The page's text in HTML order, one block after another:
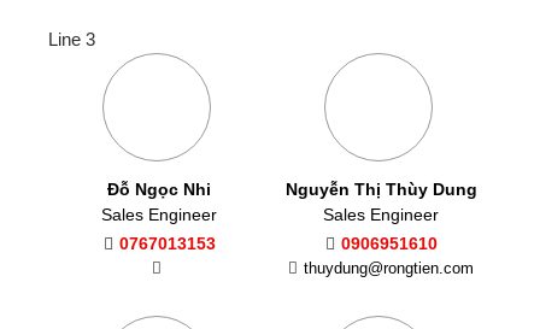
Line 3
Đỗ Ngọc Nhi
Sales Engineer
0767013153
Nguyễn Thị Thùy Dung
Sales Engineer
0906951610
thuydung@rongtien.com